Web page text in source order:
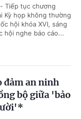
Tiếp tục chương
Kỳ họp không thường
hội khóa XVI, sáng
hội nghe báo cáo...
đảm an ninh
bộ giữa 'bảo